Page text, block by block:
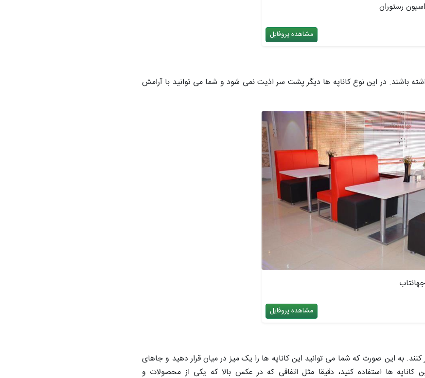
رستوران
مشاهده پروفایل
باشند. در این نوع کاناپه ها دیگر پشت سر اذیت نمی شود و شما می توانید با آرامش
مشاهده پروفایل
کنند. به این صورت که شما می توانید این کاناپه ها را یک میز در میان قرار دهید و جاهای
ها استفاده کنید، دقیقا مثل اتفاقی که در عکس بالا که یکی از محصولات و